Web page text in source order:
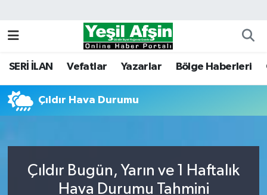
SERİ İLAN Vefatlar Yazarlar Bölge Haberleri
Çıldır Hava Durumu
Çıldır Bugün, Yarın ve 1 Haftalık
Hava Durumu Tahmini
Kahramanmaraş Nöbetçi Eczaneler
Kahramanmaraş Namaz Vakitleri
Süper Lig Puan Durumu ve Fikstür